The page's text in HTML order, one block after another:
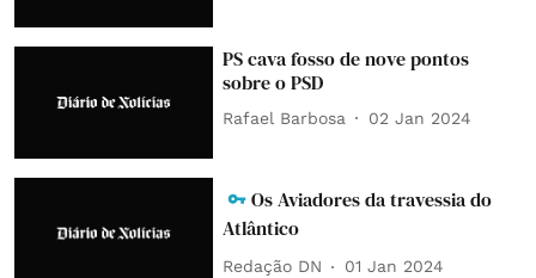
PS cava fosso de nove pontos
sobre o PSD
Rafael Barbosa 02 Jan 2024
Os Aviadores da travessia do
Atlântico
Redação DN 01 Jan 2024